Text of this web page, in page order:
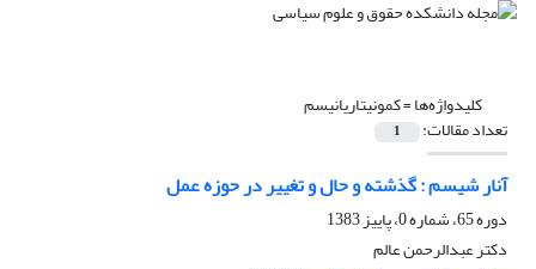
کلیدواژه‌ها =کمونیتاریانیسم
تعداد مقالات: 1
آنار شیسم : گذشته و حال و تغییر در حوزه عمل
دوره 65، شماره 0، پاییز 1383
دکتر عبدالرحمن عالم